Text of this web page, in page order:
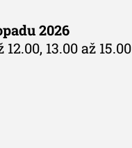
2026
12.00, 13.00 až 15.00